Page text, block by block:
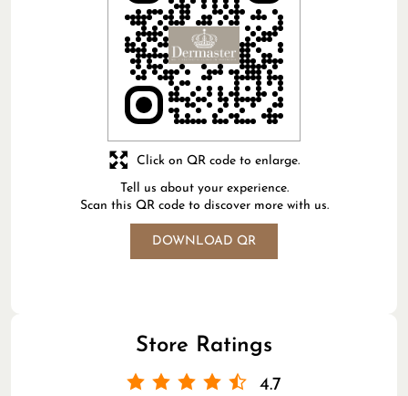
Tell us about your experience.
Scan this QR code to discover more with us.
DOWNLOAD QR
Click on QR code to enlarge.
Store Ratings
4.7